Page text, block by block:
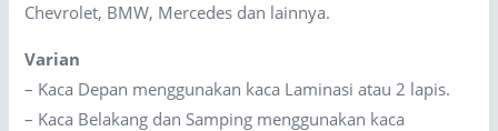
Chevrolet, BMW, Mercedes dan lainnya.
Varian
– Kaca Depan menggunakan kaca Laminasi atau 2 lapis.
– Kaca Belakang dan Samping menggunakan kaca